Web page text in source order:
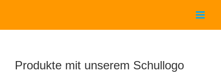
springen
Produkte mit unserem Schullogo